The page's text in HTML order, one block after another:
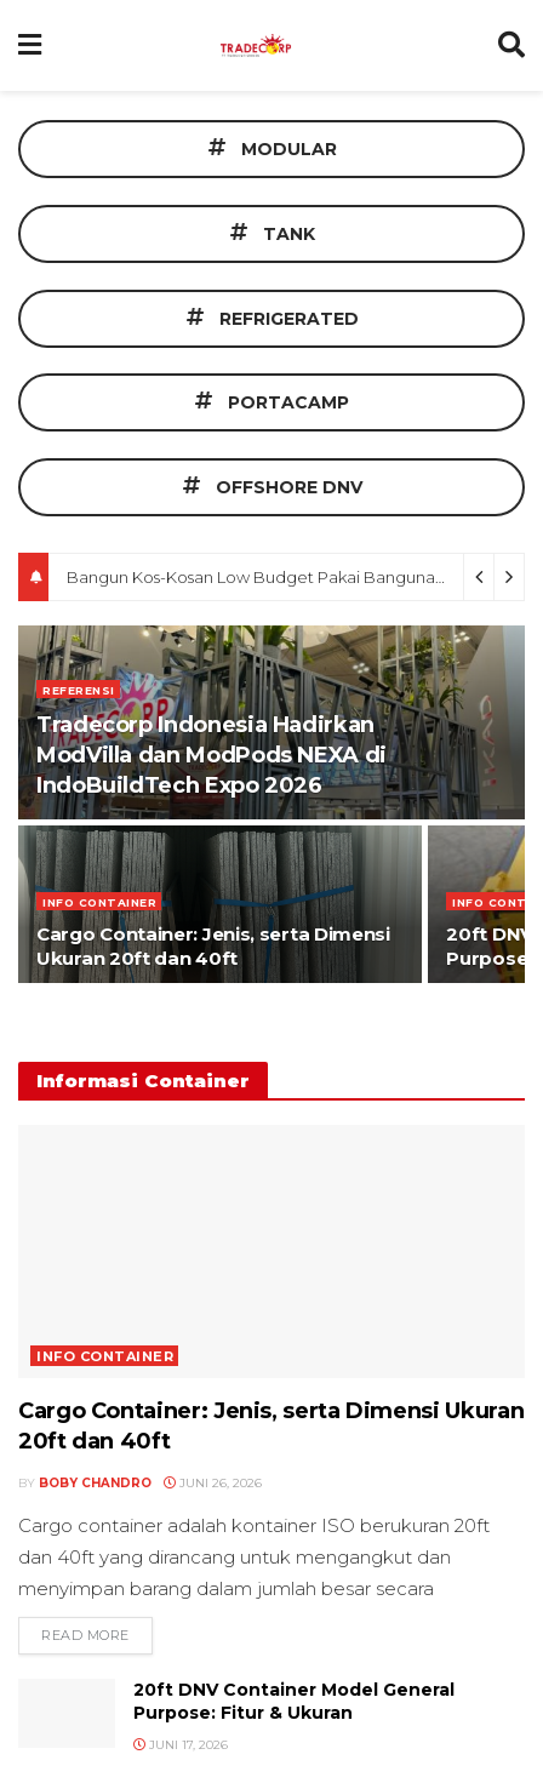
MODULAR
TANK
REFRIGERATED
PORTACAMP
OFFSHORE DNV
Bangun Kos-Kosan Low Budget Pakai Bangunan Modular
REFERENSI
Tradecorp Indonesia Hadirkan
ModVilla dan ModPods NEXA di
IndoBuildTech Expo 2026
INFO CONTAINER
Cargo Container: Jenis, serta Dimensi
Ukuran 20ft dan 40ft
INFO
20ft DNV
Purpose:
Informasi Container
INFO CONTAINER
Cargo Container: Jenis, serta Dimensi Ukuran
20ft dan 40ft
BY BOBY CHANDRO JUNI 26, 2026
Cargo container adalah kontainer ISO berukuran 20ft
dan 40ft yang dirancang untuk mengangkut dan
menyimpan barang dalam jumlah besar secara
READ MORE
20ft DNV Container Model General
Purpose: Fitur & Ukuran
JUNI 17, 2026